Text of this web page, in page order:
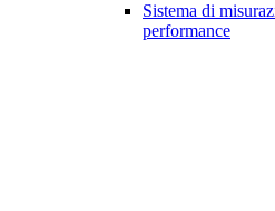
Sistema di
performance